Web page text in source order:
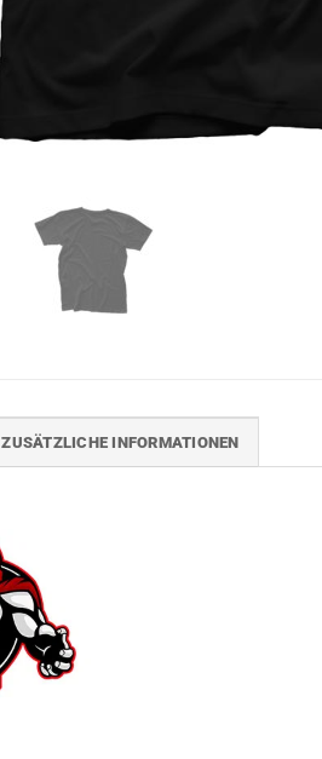
ZUSÄTZLICHE INFORMATIONEN